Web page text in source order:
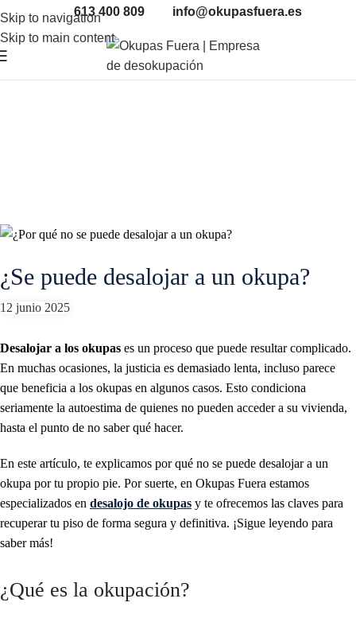
Skip to navigation
Skip to main content
613 400 809 info@okupasfuera.es
JUN
¿Se puede desalojar a un okupa?
12 junio 2025
Desalojar a los okupas es un proceso que puede resultar complicado.
En muchas ocasiones, la justicia es demasiado lenta, incluso parece
que beneficia a los okupas en algunos casos. Esto condiciona
seriamente la autoestima de quienes no pueden acceder a su vivienda,
hasta el punto de no saber qué hacer.
En este artículo, te explicamos por qué no se puede desalojar a un
okupa por tu propio pie. Por suerte, en Okupas Fuera estamos
especializados en desalojo de okupas y te ofrecemos las claves para
recuperar tu piso de forma segura y definitiva. ¡Sigue leyendo para
saber más!
¿Qué es la okupación?